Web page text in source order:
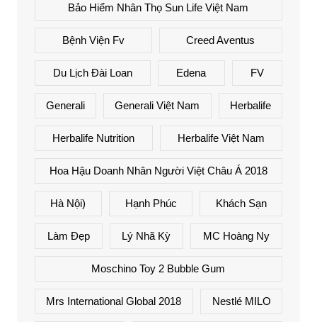
Bảo Hiểm Nhân Thọ Sun Life Việt Nam
Bệnh Viện Fv Creed Aventus
Du Lịch Đài Loan Edena FV
Generali Generali Việt Nam Herbalife
Herbalife Nutrition Herbalife Việt Nam
Hoa Hậu Doanh Nhân Người Việt Châu Á 2018
Hà Nội) Hạnh Phúc Khách Sạn
Làm Đẹp Lý Nhã Kỳ MC Hoàng Ny
Moschino Toy 2 Bubble Gum
Mrs International Global 2018 Nestlé MILO